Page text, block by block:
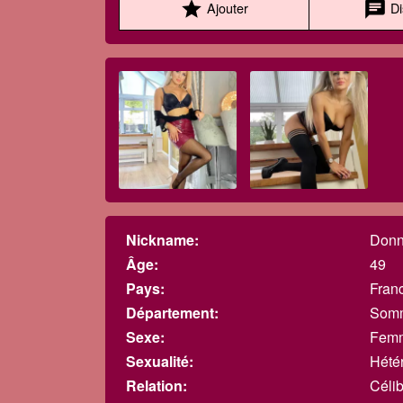
star Ajouter chat
Nickname:
Âge:
49
Pays:
Département:
Sexe:
Sexualité:
Relation: